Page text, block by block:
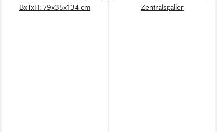
BxTxH: 79x35x134 cm
Zentralspalier